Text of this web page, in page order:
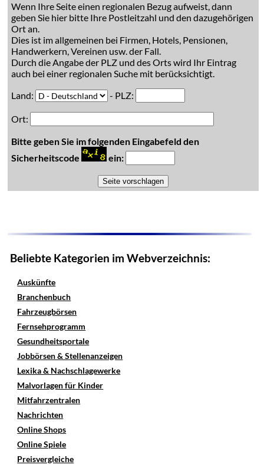
Wenn Ihre Seite einen regionalen Bezug aufweist, dann
geben Sie hier bitte Ihre Postleitzahl und den dazugehörigen
Ort an.
Dies ist im allgemeinen bei Firmen, Hotels, Pensionen,
Handwerkern, Vereinen usw. der Fall.
Durch die Angabe der PLZ und des Orts wird Ihr Eintrag
auch bei einer regionalen Suche mit berücksichtigt.
Land:
- PLZ:
Ort:
Bitte geben Sie im folgenden Eingabefeld den
Sicherheitscode
ein:
Beliebte Kategorien im Webverzeichnis:
Auskünfte
Branchenbuch
Fahrzeugbörsen
Fernsehprogramm
Gesundheitsportale
Jobbörsen & Stellenanzeigen
Lexika & Nachschlagewerke
Malvorlagen für Kinder
Mitfahrzentralen
Nachrichten
Online Shops
Online Spiele
Preisvergleiche